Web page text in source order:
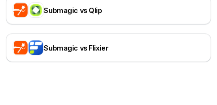
Submagic vs Qlip
Submagic vs Flixier